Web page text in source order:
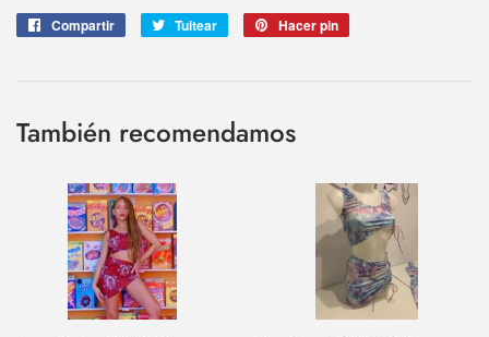
Compartir
CompartirTuitear
Tuitear Hacer pin
También recomendamos